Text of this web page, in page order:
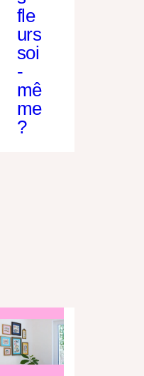
fle
urs
soi
-
mê
me
?